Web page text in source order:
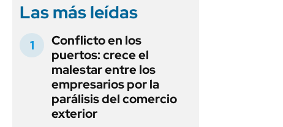
Las más leídas
Conflicto en los
puertos: crece el
malestar entre los
empresarios por la
parálisis del comercio
exterior